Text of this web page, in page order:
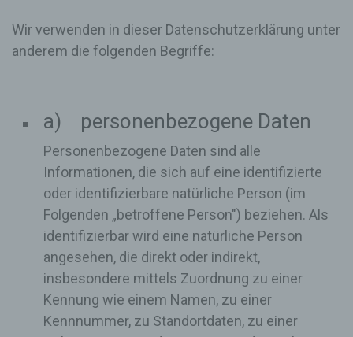
Wir verwenden in dieser Datenschutzerklärung unter
anderem die folgenden Begriffe:
a) personenbezogene Daten
Personenbezogene Daten sind alle
Informationen, die sich auf eine identifizierte
oder identifizierbare natürliche Person (im
Folgenden „betroffene Person") beziehen. Als
identifizierbar wird eine natürliche Person
angesehen, die direkt oder indirekt,
insbesondere mittels Zuordnung zu einer
Kennung wie einem Namen, zu einer
Kennnummer, zu Standortdaten, zu einer